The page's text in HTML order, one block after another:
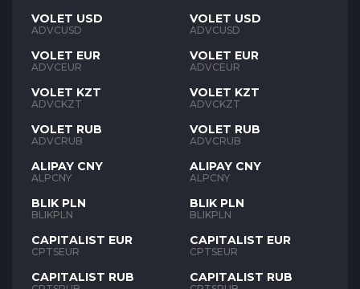
VOLET USD
ADVCUSD
VOLET EUR
ADVCEUR
VOLET KZT
ADVCKZT
VOLET RUB
ADVCRUB
ALIPAY CNY
ALPCNY
BLIK PLN
BLIKPLN
CAPITALIST EUR
CPTSEUR
CAPITALIST RUB
VOLET USD
ADVCUSD
VOLET EUR
ADVCEUR
VOLET KZT
ADVCKZT
VOLET RUB
ADVCRUB
ALIPAY CNY
ALPCNY
BLIK PLN
BLIKPLN
CAPITALIST EUR
CPTSEUR
CAPITALIST RUB